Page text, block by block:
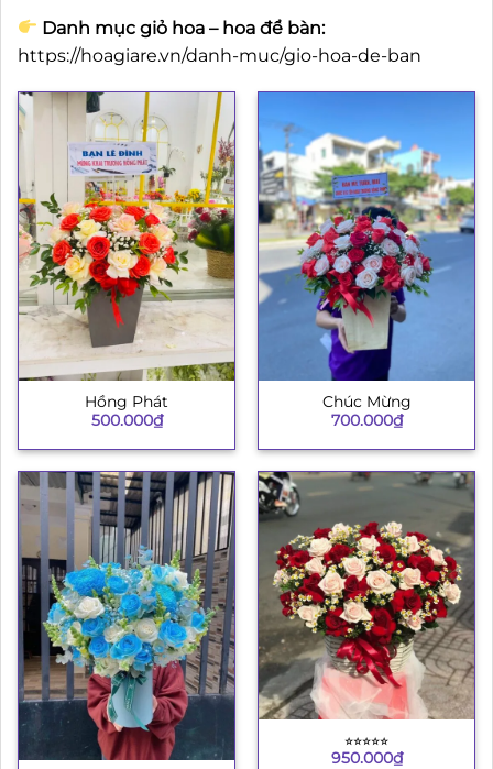
Danh mục giỏ hoa – hoa để bàn:
https://hoagiare.vn/danh-muc/gio-hoa-de-ban
Hồng Phát
500.000₫
Chúc Mừng
700.000₫
⭐︎⭐︎⭐︎⭐︎⭐︎
950.000₫